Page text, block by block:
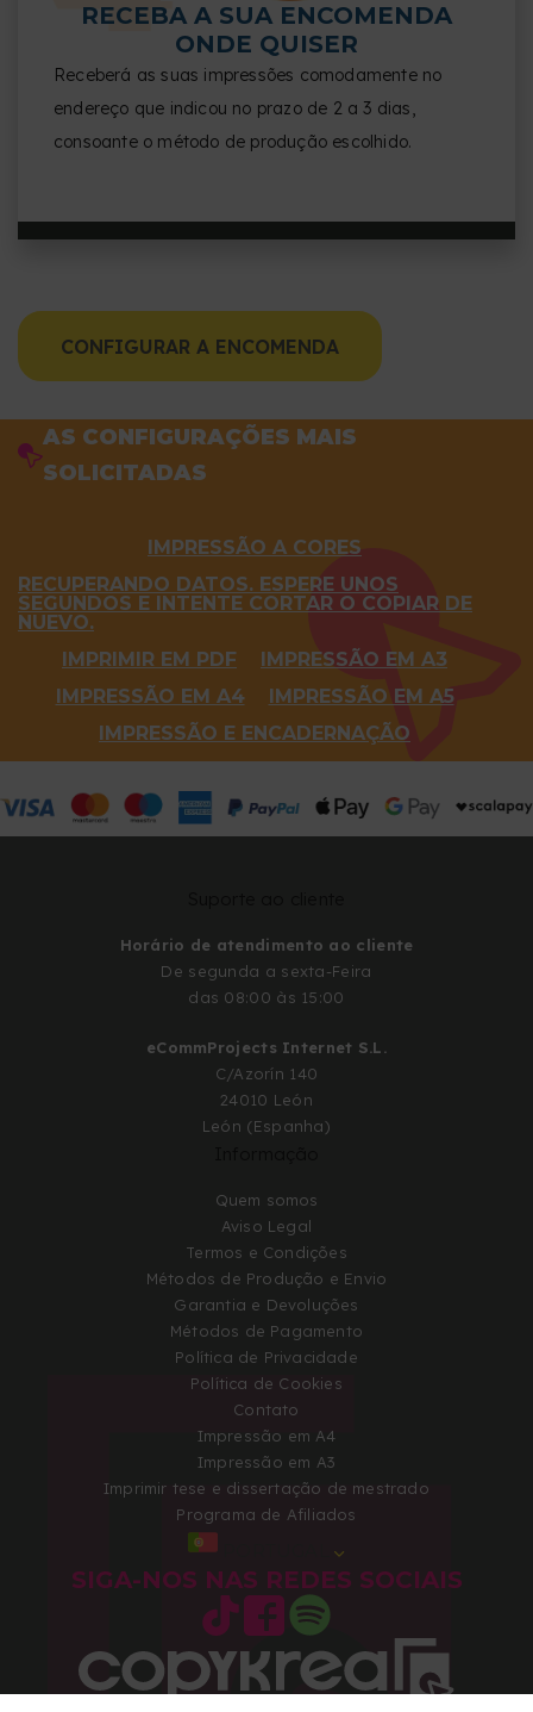
RECEBA A SUA ENCOMENDA
ONDE QUISER
Receberá as suas impressões comodamente no
endereço que indicou no prazo de 2 a 3 dias,
consoante o método de produção escolhido.
CONFIGURAR A ENCOMENDA
AS CONFIGURAÇÕES MAIS
SOLICITADAS
IMPRESSÃO A CORES
RECUPERANDO DATOS. ESPERE UNOS
SEGUNDOS E INTENTE CORTAR O COPIAR DE
NUEVO.
IMPRIMIR EM PDF
IMPRESSÃO EM A3
IMPRESSÃO EM A4
IMPRESSÃO EM A5
IMPRESSÃO E ENCADERNAÇÃO
Horário de atendimento ao cliente
De segunda a sexta-Feira
das 08:00 às 15:00
eCommProjects Internet S.L.
C/Azorín 140
24010 León
León (Espanha)
Quem somos
Aviso Legal
Termos e Condições
Métodos de Produção e Envio
Garantia e Devoluções
Métodos de Pagamento
Política de Privacidade
Política de Cookies
Contato
Impressão em A4
Impressão em A3
Imprimir tese e dissertação de mestrado
Programa de Afiliados
SIGA-NOS NAS REDES SOCIAIS